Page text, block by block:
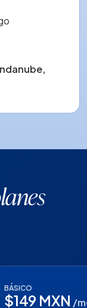
BÁSICO
$149 MXN /